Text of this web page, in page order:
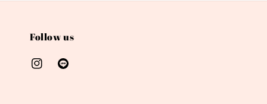
Follow us